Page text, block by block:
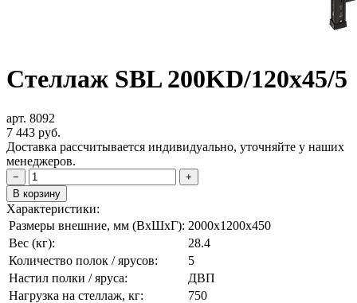
Стеллаж SBL 200KD/120x45/5
арт. 8092
7 443 руб.
Доставка рассчитывается индивидуально, уточняйте у наших
менеджеров.
−
+
В корзину
Характеристики:
Размеры внешние, мм (ВxШxГ): 2000x1200x450
Вес (кг):
28.4
Количество полок / ярусов:
5
Настил полки / яруса:
ДВП
Нагрузка на стеллаж, кг:
750